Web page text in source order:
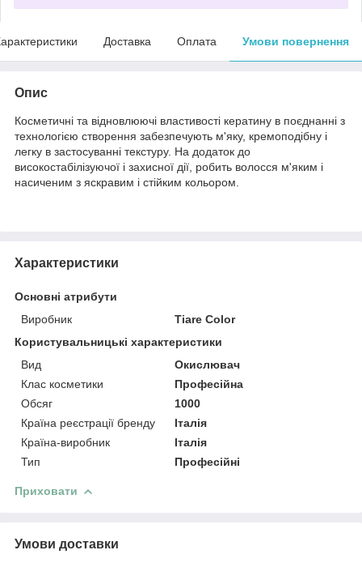
Доставка Оплата Умови повернення
Опис
Косметичні та відновлюючі властивості кератину в поєднанні з
технологією створення забезпечують м'яку, кремоподібну і
легку в застосуванні текстуру. На додаток до
високостабілізуючої і захисної дії, робить волосся м'яким і
насиченим з яскравим і стійким кольором.
Характеристики
Основні атрибути
Виробник
Tiare Color
Користувальницькі характеристики
Вид
Окислювач
Клас косметики
Професійна
Обсяг
1000
Країна реєстрації бренду
Італія
Країна-виробник
Італія
Тип
Професійні
Приховати
Умови доставки